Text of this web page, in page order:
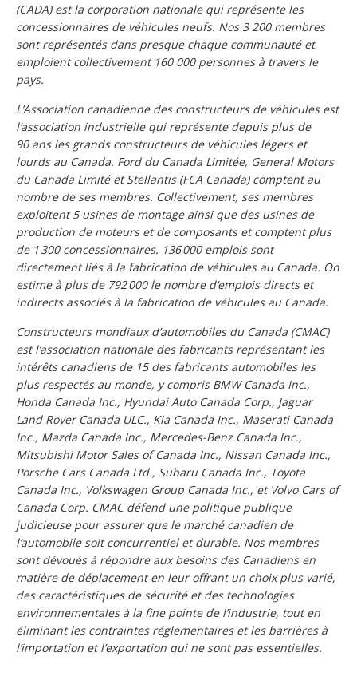
(CADA) est la corporation nationale qui représente les
concessionnaires de véhicules neufs. Nos 3 200 membres
sont représentés dans presque chaque communauté et
emploient collectivement 160 000 personnes à travers le
pays.
L’Association canadienne des constructeurs de véhicules est
l’association industrielle qui représente depuis plus de
90 ans les grands constructeurs de véhicules légers et
lourds au Canada. Ford du Canada Limitée, General Motors
du Canada Limité et Stellantis (FCA Canada) comptent au
nombre de ses membres. Collectivement, ses membres
exploitent 5 usines de montage ainsi que des usines de
production de moteurs et de composants et comptent plus
de 1 300 concessionnaires. 136 000 emplois sont
directement liés à la fabrication de véhicules au Canada. On
estime à plus de 792 000 le nombre d’emplois directs et
indirects associés à la fabrication de véhicules au Canada.
Constructeurs mondiaux d’automobiles du Canada (CMAC)
est l’association nationale des fabricants représentant les
intérêts canadiens de 15 des fabricants automobiles les
plus respectés au monde, y compris BMW Canada Inc.,
Honda Canada Inc., Hyundai Auto Canada Corp., Jaguar
Land Rover Canada ULC., Kia Canada Inc., Maserati Canada
Inc., Mazda Canada Inc., Mercedes-Benz Canada Inc.,
Mitsubishi Motor Sales of Canada Inc., Nissan Canada Inc.,
Porsche Cars Canada Ltd., Subaru Canada Inc., Toyota
Canada Inc., Volkswagen Group Canada Inc., et Volvo Cars of
Canada Corp. CMAC défend une politique publique
judicieuse pour assurer que le marché canadien de
l’automobile soit concurrentiel et durable. Nos membres
sont dévoués à répondre aux besoins des Canadiens en
matière de déplacement en leur offrant un choix plus varié,
des caractéristiques de sécurité et des technologies
environnementales à la fine pointe de l’industrie, tout en
éliminant les contraintes réglementaires et les barrières à
l’importation et l’exportation qui ne sont pas essentielles.